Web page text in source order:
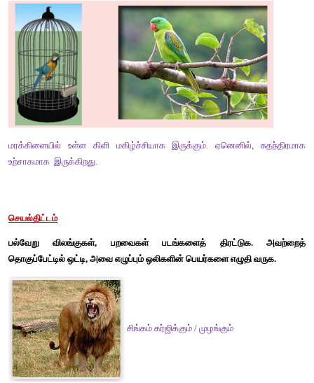
பொருத்தமான நிறுத்தக் குறியிடுக
எ.கா. நான் என்ன வேலை செய்ய வேண்டும்
நான் என்ன வேலை செய்ய வேண்டும்?
1. ஆகா என்ன சுகம் தெரியுமா
விடை : ஆகா! என்ன சுகம் தெரியுமா?
2. ஒன்றுமில்லை என்றால் கழுத்தில் எப்படி பட்டை ஏற்பட்டது.
விடை : ஒன்றுமில்லை என்றால், கழுத்தில் எப்படி பட்டை ஏற்பட்டது?
3. என்ன கட்டிப் போடுகிறார்களா
விடை : என்ன, கட்டிப் போடுகிறார்களா!